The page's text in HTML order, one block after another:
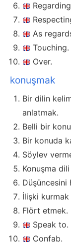
As
Touching.
Over.
konuşmak
Bir dilin
anlatmak.
Belli bir
Bir konuda
Söylev
Konuşma
Düşüncesini
İlişki
Flört etmek.
Speak to.
Confab.